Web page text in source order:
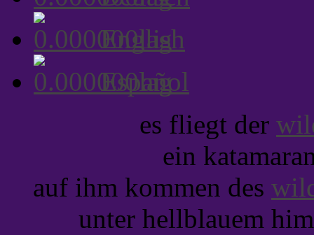
English
Español
es fliegt der
ein
auf ihm kommen des
unter hellblauem